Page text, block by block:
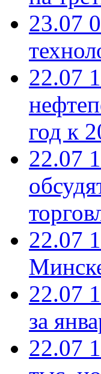
23.07
22.07
год к
22.07
22.07
22.07
за
22.07